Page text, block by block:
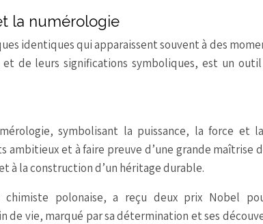
la numérologie
identiques qui apparaissent souvent à des
de leurs significations symboliques, est un
symbolisant la puissance, la force et
et à faire preuve d’une grande maîtrise
à la construction d’un héritage durable.
chimiste polonaise, a reçu deux prix Nobel
de vie, marqué par sa détermination et ses